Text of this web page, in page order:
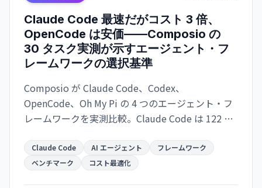
Claude Code 最速だがコスト 3 倍、
OpenCode は安価——Composio の
30 タスク実測が示すエージェント・フ
レームワークの選択基準
Composio が Claude Code、Codex、
OpenCode、Oh My Pi の 4 つのエージェント・フ
レームワークを実測比較。Claude Code は 122 秒/
は $0.073 で 2.7 倍安いが遅い。成功率は接近。速
度か価格か、用途で選別が必須。
Claude Code AI エージェント
フレームワーク
ベンチマーク
コスト最適化